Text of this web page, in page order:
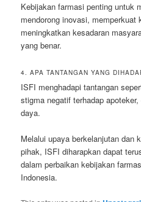
Kebijakan farmasi penting untuk
mendorong inovasi,
meningkatkan kesadaran
yang benar.
4. APA TANTANGAN YANG
ISFI menghadapi tantangan
stigma negatif terhadap
daya.
Melalui upaya berkelanjutan dan
pihak, ISFI diharapkan dapat
dalam perbaikan kebijakan
Indonesia.